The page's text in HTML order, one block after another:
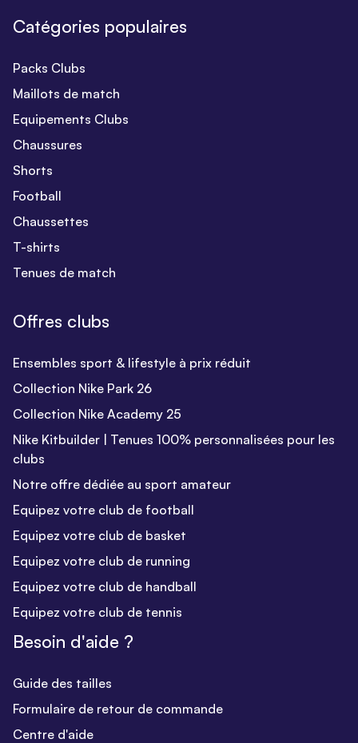
Catégories populaires
Packs Clubs
Maillots de match
Equipements Clubs
Chaussures
Shorts
Football
Chaussettes
T-shirts
Tenues de match
Offres clubs
Ensembles sport & lifestyle à prix réduit
Collection Nike Park 26
Collection Nike Academy 25
Nike Kitbuilder | Tenues 100% personnalisées pour les
clubs
Notre offre dédiée au sport amateur
Equipez votre club de football
Equipez votre club de basket
Equipez votre club de running
Equipez votre club de handball
Equipez votre club de tennis
Besoin d'aide ?
Guide des tailles
Formulaire de retour de commande
Centre d'aide